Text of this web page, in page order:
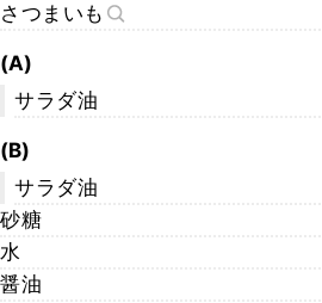
さつまいも
(A)
サラダ油
(B)
サラダ油
砂糖
水
醤油